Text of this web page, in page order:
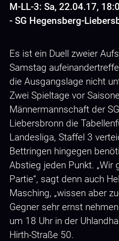
M-LL-3: Sa, 22.04.17,
- SG Hegensberg-
Es ist ein Duell zweier
Samstag
die Ausgangslage nicht
Zwei Spieltage vor
Männermannschaft der
Liebersbronn die
Landesliga, Staffel 3
Bettringen hingegen
Abstieg jeden Punkt. „Wir
Partie“, sagt denn auch
Masching, „wissen aber
Gegner sehr ernst
um 18 Uhr in der
Hirth-Straße 50.